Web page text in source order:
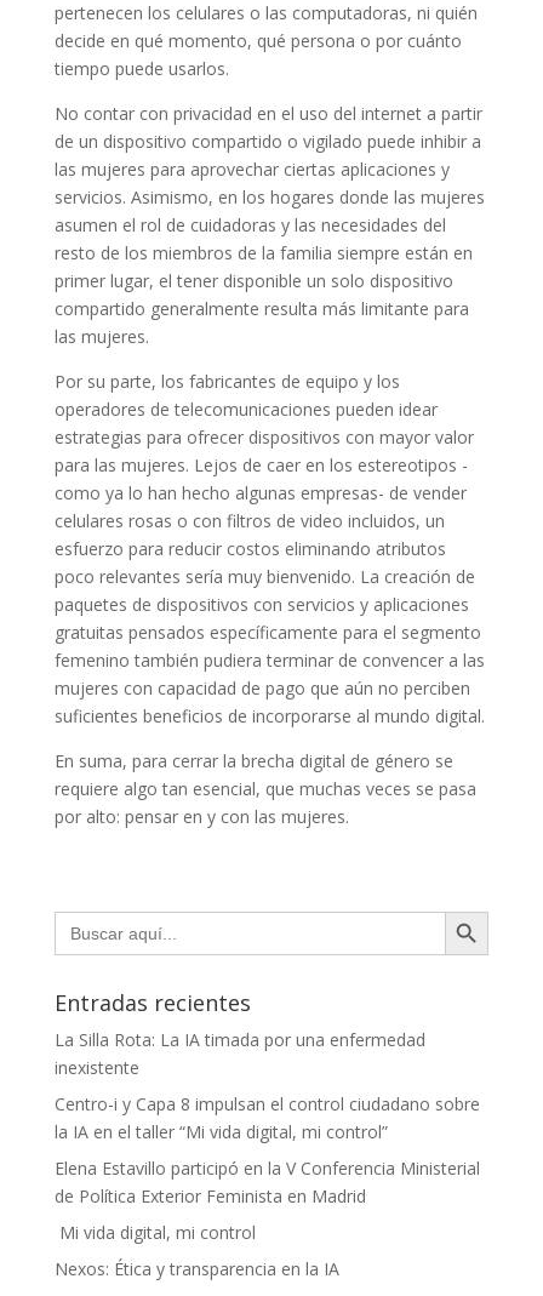
pertenecen los celulares o las computadoras, ni quién
decide en qué momento, qué persona o por cuánto
tiempo puede usarlos.
No contar con privacidad en el uso del internet a partir
de un dispositivo compartido o vigilado puede inhibir a
las mujeres para aprovechar ciertas aplicaciones y
servicios. Asimismo, en los hogares donde las mujeres
asumen el rol de cuidadoras y las necesidades del
resto de los miembros de la familia siempre están en
primer lugar, el tener disponible un solo dispositivo
compartido generalmente resulta más limitante para
las mujeres.
Por su parte, los fabricantes de equipo y los
operadores de telecomunicaciones pueden idear
estrategias para ofrecer dispositivos con mayor valor
para las mujeres. Lejos de caer en los estereotipos -
como ya lo han hecho algunas empresas- de vender
celulares rosas o con filtros de video incluidos, un
esfuerzo para reducir costos eliminando atributos
poco relevantes sería muy bienvenido. La creación de
paquetes de dispositivos con servicios y aplicaciones
gratuitas pensados específicamente para el segmento
femenino también pudiera terminar de convencer a las
mujeres con capacidad de pago que aún no perciben
suficientes beneficios de incorporarse al mundo digital.
En suma, para cerrar la brecha digital de género se
requiere algo tan esencial, que muchas veces se pasa
por alto: pensar en y con las mujeres.
Buscar: Botón de búsqueda
Entradas recientes
La Silla Rota: La IA timada por una enfermedad
inexistente
Centro-i y Capa 8 impulsan el control ciudadano sobre
la IA en el taller “Mi vida digital, mi control”
Elena Estavillo participó en la V Conferencia Ministerial
de Política Exterior Feminista en Madrid
Mi vida digital, mi control
Nexos: Ética y transparencia en la IA